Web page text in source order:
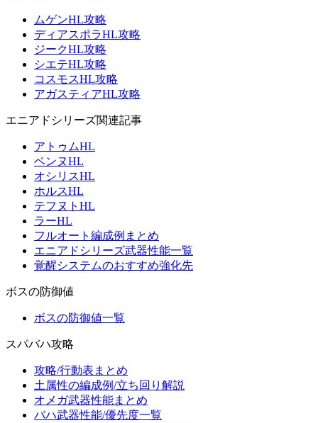
ムゲンHL攻略
ディアスポラHL攻略
ジークHL攻略
シエテHL攻略
コスモスHL攻略
アガスティアHL攻略
エニアドシリーズ関連記事
アトゥムHL
ベンヌHL
オシリスHL
ホルスHL
テフヌトHL
ラーHL
フルオート編成例まとめ
エニアドシリーズ武器性能一覧
覚醒システムのおすすめ強化先
ボスの防御値
ボスの防御値一覧
スパバハ攻略
攻略/行動表まとめ
土属性の編成例/立ち回り解説
オメガ武器性能まとめ
バハ武器性能/優先度一覧